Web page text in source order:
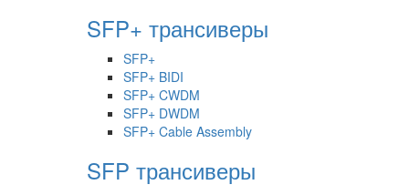
SFP+ трансиверы
SFP+
SFP+ BIDI
SFP+ CWDM
SFP+ DWDM
SFP+ Cable Assembly
SFP трансиверы